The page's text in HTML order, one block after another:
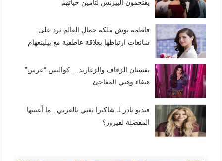
يقتحمون البيزنس لتأمين حياتهم
فاطمة بوش ملكة جمال العالم ترد على
شائعات ارتباطها بعلاقة عاطفية مع بيلينغهام
بفستان الزفاف والزغاريد… كواليس “عرس”
هيفاء وهبي المفاجئ
فيديو نادر لـ شاكيرا تغني بالعربي.. ما أغنيتها
المفضلة لفيروز؟